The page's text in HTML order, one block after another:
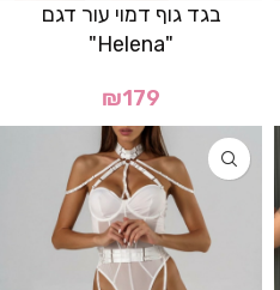
בגד גוף דמוי עור דגם
"Helena"
₪179